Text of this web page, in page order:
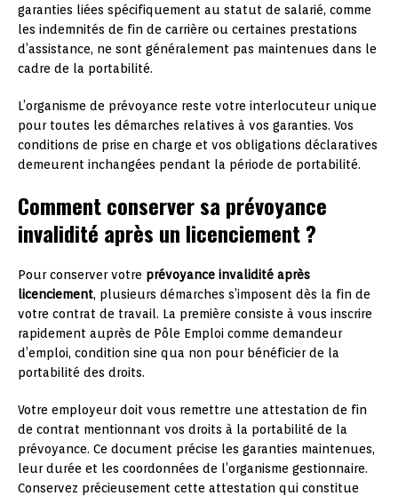
garanties liées spécifiquement au statut de salarié, comme
les indemnités de fin de carrière ou certaines prestations
d’assistance, ne sont généralement pas maintenues dans le
cadre de la portabilité.
L’organisme de prévoyance reste votre interlocuteur unique
pour toutes les démarches relatives à vos garanties. Vos
conditions de prise en charge et vos obligations déclaratives
demeurent inchangées pendant la période de portabilité.
Comment conserver sa prévoyance
invalidité après un licenciement ?
Pour conserver votre prévoyance invalidité après
licenciement, plusieurs démarches s’imposent dès la fin de
votre contrat de travail. La première consiste à vous inscrire
rapidement auprès de Pôle Emploi comme demandeur
d’emploi, condition sine qua non pour bénéficier de la
portabilité des droits.
Votre employeur doit vous remettre une attestation de fin
de contrat mentionnant vos droits à la portabilité de la
prévoyance. Ce document précise les garanties maintenues,
leur durée et les coordonnées de l’organisme gestionnaire.
Conservez précieusement cette attestation qui constitue